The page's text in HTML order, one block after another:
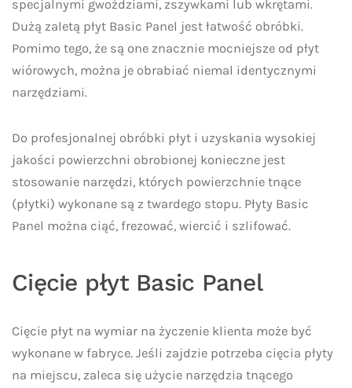
specjalnymi gwoździami, zszywkami lub wkrętami.
Dużą zaletą płyt Basic Panel jest łatwość obróbki.
Pomimo tego, że są one znacznie mocniejsze od płyt
wiórowych, można je obrabiać niemal identycznymi
narzędziami.
Do profesjonalnej obróbki płyt i uzyskania wysokiej
jakości powierzchni obrobionej konieczne jest
stosowanie narzędzi, których powierzchnie tnące
(płytki) wykonane są z twardego stopu. Płyty Basic
Panel można ciąć, frezować, wiercić i szlifować.
Cięcie płyt Basic Panel
Cięcie płyt na wymiar na życzenie klienta może być
wykonane w fabryce. Jeśli zajdzie potrzeba cięcia płyty
na miejscu, zaleca się użycie narzędzia tnącego